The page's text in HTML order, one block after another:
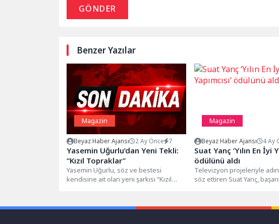
GÖNDER
Benzer Yazılar
Magazin
Beyaz Haber Ajansı 2 Ay Önce 7
Yasemin Uğurlu’dan Yeni Tekli:
“Kızıl Topraklar”
Yasemin Uğurlu, söz ve bestesi
kendisine ait olan yeni şarkısı “Kızıl
Magazin
Beyaz Haber Ajansı 4 Ay
Suat Yanç ‘Yılın En İyi
ödülünü aldı
Televizyon projeleriyle
söz ettiren Suat Yanç,